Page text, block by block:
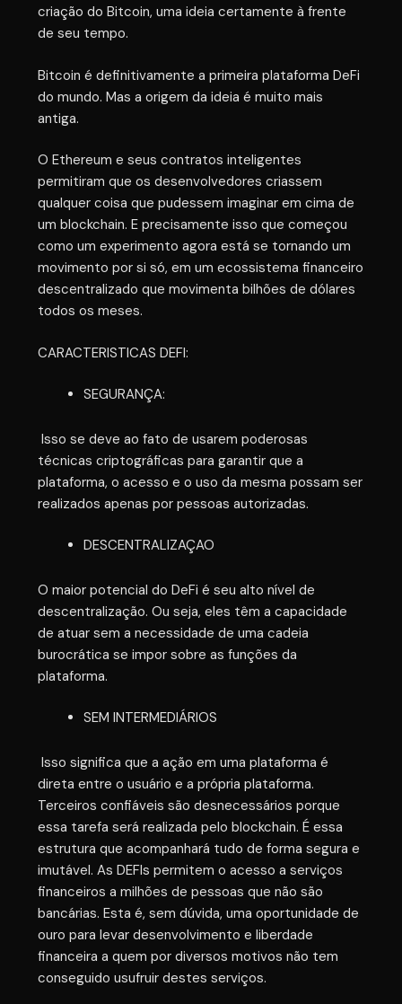
criação do Bitcoin, uma ideia certamente à frente
de seu tempo.
Bitcoin é definitivamente a primeira plataforma DeFi
do mundo. Mas a origem da ideia é muito mais
antiga.
O Ethereum e seus contratos inteligentes
permitiram que os desenvolvedores criassem
qualquer coisa que pudessem imaginar em cima de
um blockchain. E precisamente isso que começou
como um experimento agora está se tornando um
movimento por si só, em um ecossistema financeiro
descentralizado que movimenta bilhões de dólares
todos os meses.
CARACTERISTICAS DEFI:
SEGURANÇA:
Isso se deve ao fato de usarem poderosas
técnicas criptográficas para garantir que a
plataforma, o acesso e o uso da mesma possam ser
realizados apenas por pessoas autorizadas.
DESCENTRALIZAÇAO
O maior potencial do DeFi é seu alto nível de
descentralização. Ou seja, eles têm a capacidade
de atuar sem a necessidade de uma cadeia
burocrática se impor sobre as funções da
plataforma.
SEM INTERMEDIÁRIOS
Isso significa que a ação em uma plataforma é
direta entre o usuário e a própria plataforma.
Terceiros confiáveis ​​são desnecessários porque
essa tarefa será realizada pelo blockchain. É essa
estrutura que acompanhará tudo de forma segura e
imutável. As DEFIs permitem o acesso a serviços
financeiros a milhões de pessoas que não são
bancárias. Esta é, sem dúvida, uma oportunidade de
ouro para levar desenvolvimento e liberdade
financeira a quem por diversos motivos não tem
conseguido usufruir destes serviços.